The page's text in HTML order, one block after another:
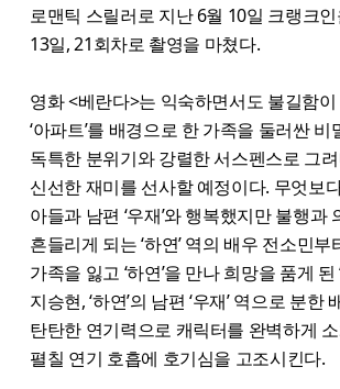
로맨틱 스릴러로 지난 6월 10일 크랭크
13일, 21회차로 촬영을 마쳤다.
영화 <베란다>는 익숙하면서도 불길함
‘아파트’를 배경으로 한 가족을 둘러싼 비
독특한 분위기와 강렬한 서스펜스로 그
신선한 재미를 선사할 예정이다. 무엇보
아들과 남편 ‘우재’와 행복했지만 불행과
흔들리게 되는 ‘하연’ 역의 배우 전소민부
가족을 잃고 ‘하연’을 만나 희망을 품게 된
지승현, ‘하연’의 남편 ‘우재’ 역으로 분한
탄탄한 연기력으로 캐릭터를 완벽하게
펼칠 연기 호흡에 호기심을 고조시킨다.